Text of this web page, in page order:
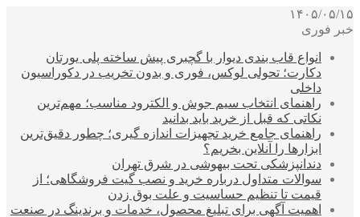
۱۴۰۵/۰۵/۱۵
خبر فوری
انواع قاب بندی دیوار با گچبری پیش ساخته پلی یورتان
دکارت؛ تحولی لوکس، فوری و بدون تخریب در دکوراسیون
داخلی
راهنمای انتخاب سیم جوش و الکترود مناسب؛ مهم‌ترین
نکاتی که قبل از خرید باید بدانید
راهنمای جامع خرید تجهیزات اندازه گیری؛ چطور دقیق‌ترین
ابزارها را آنلاین بخریم؟
دندانپزشکی تحت بیهوشی در شرق تهران
سوالات متداول درباره خرید و نصب گیت فروشگاهی؛ از
قیمت تا تنظیم حساسیت و علت بوق زدن
اهمیت آگهی برای تبلیغ محصول، خدمات و برندینگ در صنعت